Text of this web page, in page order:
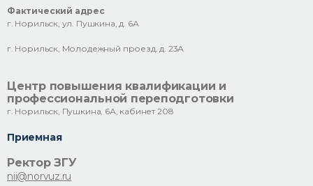
Фактический адрес
г. Норильск, ул. Пушкина, д. 6А
г. Норильск, Молодежный проезд, д. 23А
Центр повышения квалификации и
профессиональной переподготовки
г. Норильск, Пушкина, 6А, кабинет 208
Приемная
Ректор ЗГУ
nii@norvuz.ru